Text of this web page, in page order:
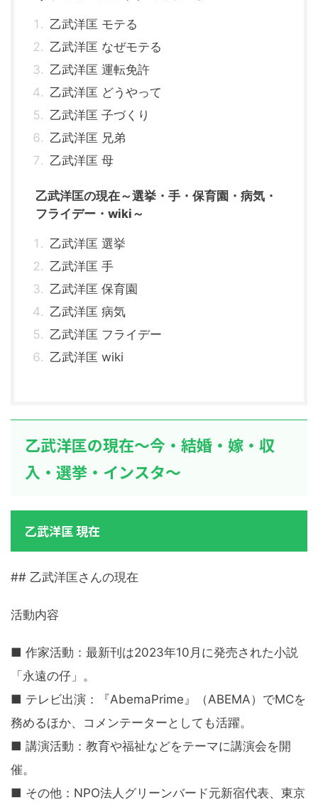
乙武洋匡 モテる
乙武洋匡 なぜモテる
乙武洋匡 運転免許
乙武洋匡 どうやって
乙武洋匡 子づくり
乙武洋匡 兄弟
乙武洋匡 母
乙武洋匡の現在～選挙・手・保育園・病気・
フライデー・wiki～
乙武洋匡 選挙
乙武洋匡 手
乙武洋匡 保育園
乙武洋匡 病気
乙武洋匡 フライデー
乙武洋匡 wiki
乙武洋匡の現在～今・結婚・嫁・収
入・選挙・インスタ～
乙武洋匡 現在
## 乙武洋匡さんの現在
活動内容
■ 作家活動：最新刊は2023年10月に発売された小説
「永遠の仔」。
■ テレビ出演：『AbemaPrime』（ABEMA）でMCを
務めるほか、コメンテーターとしても活躍。
■ 講演活動：教育や福祉などをテーマに講演会を開
催。
■ その他：NPO法人グリーンバード元新宿代表、東京